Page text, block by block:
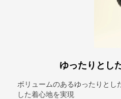
ゆったりとし
ボリュームのあるゆったりとし
した着心地を実現